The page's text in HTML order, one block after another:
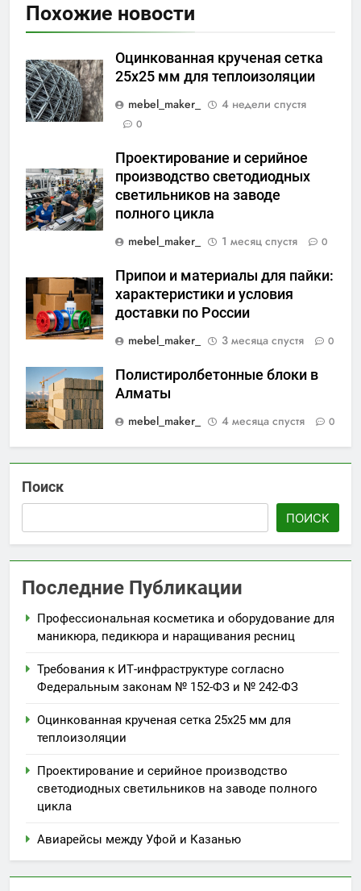
Похожие новости
Оцинкованная крученая сетка
25х25 мм для теплоизоляции
mebel_maker_
4 недели спустя
0
Проектирование и серийное
производство светодиодных
светильников на заводе
полного цикла
mebel_maker_
1 месяц спустя 0
Припои и материалы для пайки:
характеристики и условия
доставки по России
mebel_maker_
3 месяца спустя 0
Полистиролбетонные блоки в
Алматы
mebel_maker_
4 месяца спустя 0
Поиск
ПОИСК
Последние Публикации
Профессиональная косметика и оборудование для
маникюра, педикюра и наращивания ресниц
Требования к ИТ-инфраструктуре согласно
Федеральным законам № 152-ФЗ и № 242-ФЗ
Оцинкованная крученая сетка 25х25 мм для
теплоизоляции
Проектирование и серийное производство
светодиодных светильников на заводе полного
цикла
Авиарейсы между Уфой и Казанью